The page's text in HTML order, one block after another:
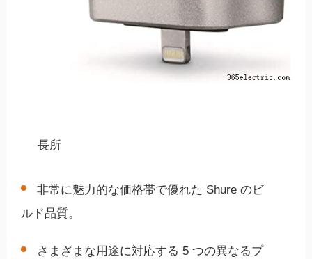
長所
非常に魅力的な価格帯で優れた Shure のビ
ルド品質。
さまざまな用途に対応する 5 つの異なるプ